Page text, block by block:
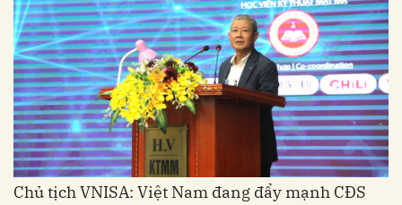
Chủ tịch VNISA: Việt Nam đang đẩy mạnh CĐS